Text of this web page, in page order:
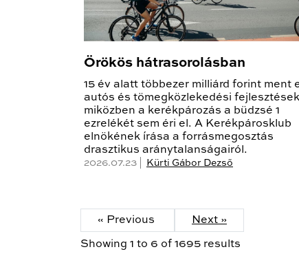
Örökös hátrasorolásban
15 év alatt többezer milliárd forint ment
autós és tömegközlekedési
miközben a kerékpározás a büdzsé 1
ezrelékét sem éri el. A Kerékpárosklub
elnökének írása a forrásmegosztás
drasztikus aránytalanságairól.
2026.07.23 | Kürti Gábor Dezső
« Previous Next »
Showing 1 to 6 of 1695 results